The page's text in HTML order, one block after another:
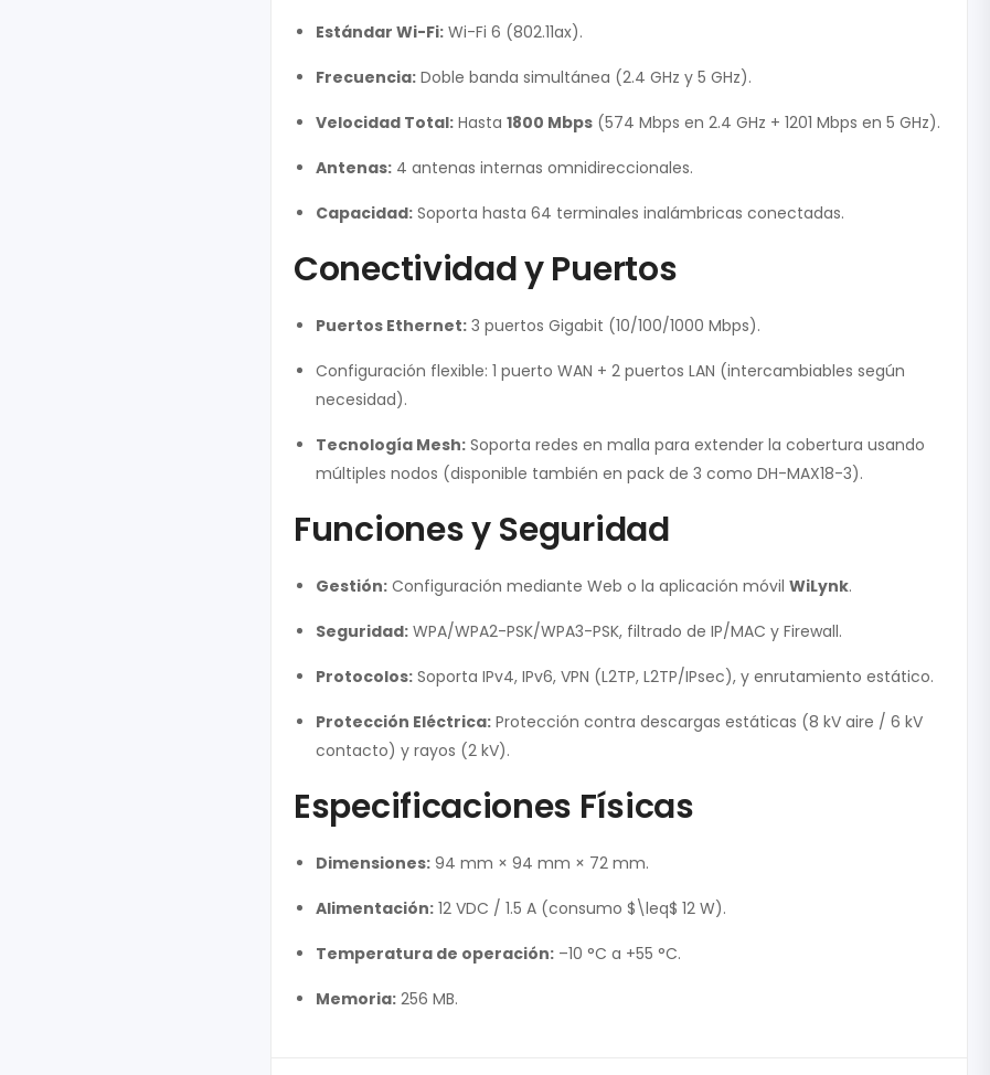
Estándar Wi-Fi: Wi-Fi 6 (802.11ax).
Frecuencia: Doble banda simultánea (2.4 GHz y 5 GHz).
Velocidad Total: Hasta 1800 Mbps (574 Mbps en 2.4 GHz + 1201 Mbps en 5 GHz).
Antenas: 4 antenas internas omnidireccionales.
Capacidad: Soporta hasta 64 terminales inalámbricas conectadas.
Conectividad y Puertos
Puertos Ethernet: 3 puertos Gigabit (10/100/1000 Mbps).
Configuración flexible: 1 puerto WAN + 2 puertos LAN (intercambiables según
necesidad).
Tecnología Mesh: Soporta redes en malla para extender la cobertura usando
múltiples nodos (disponible también en pack de 3 como DH-MAX18-3).
Funciones y Seguridad
Gestión: Configuración mediante Web o la aplicación móvil WiLynk.
Seguridad: WPA/WPA2-PSK/WPA3-PSK, filtrado de IP/MAC y Firewall.
Protocolos: Soporta IPv4, IPv6, VPN (L2TP, L2TP/IPsec), y enrutamiento estático.
Protección Eléctrica: Protección contra descargas estáticas (8 kV aire / 6 kV
contacto) y rayos (2 kV).
Especificaciones Físicas
Dimensiones: 94 mm × 94 mm × 72 mm.
Alimentación: 12 VDC / 1.5 A (consumo $\leq$ 12 W).
Temperatura de operación: –10 °C a +55 °C.
Memoria: 256 MB.